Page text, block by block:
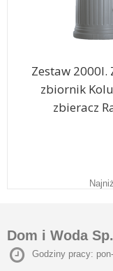
Zestaw
zbiornik
zbieracz
Dom i Woda
Godziny pracy: